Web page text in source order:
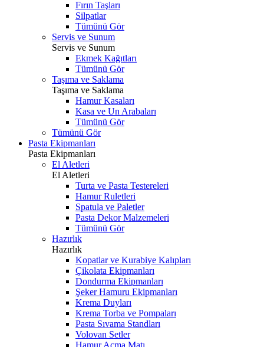
Fırın Taşları
Silpatlar
Tümünü Gör
Servis ve Sunum
Servis ve Sunum
Ekmek Kağıtları
Tümünü Gör
Taşıma ve Saklama
Taşıma ve Saklama
Hamur Kasaları
Kasa ve Un Arabaları
Tümünü Gör
Tümünü Gör
Pasta Ekipmanları
Pasta Ekipmanları
El Aletleri
El Aletleri
Turta ve Pasta Testereleri
Hamur Ruletleri
Spatula ve Paletler
Pasta Dekor Malzemeleri
Tümünü Gör
Hazırlık
Hazırlık
Kopatlar ve Kurabiye Kalıpları
Çikolata Ekipmanları
Dondurma Ekipmanları
Şeker Hamuru Ekipmanları
Krema Duyları
Krema Torba ve Pompaları
Pasta Sıvama Standları
Volovan Setler
Hamur Açma Matı